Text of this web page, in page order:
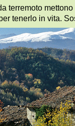
terremoto
tenerlo in vita.